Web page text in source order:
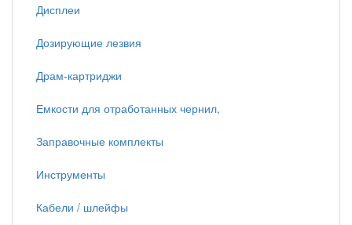
Дисплеи
Дозирующие лезвия
Драм-картриджи
Емкости для отработанных чернил,
Заправочные комплекты
Инструменты
Кабели / шлейфы